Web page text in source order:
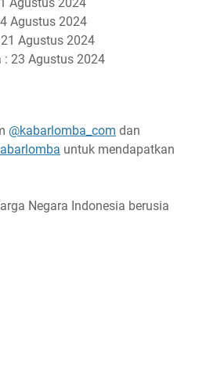
Agustus 2024
Agustus 2024
23 Agustus 2024
@kabarlomba_com dan
untuk mendapatkan
Negara Indonesia berusia